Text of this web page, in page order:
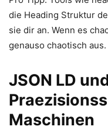
die Heading Struktur
sie dir an. Wenn es
genauso chaotisch aus.
JSON LD
Maschinen